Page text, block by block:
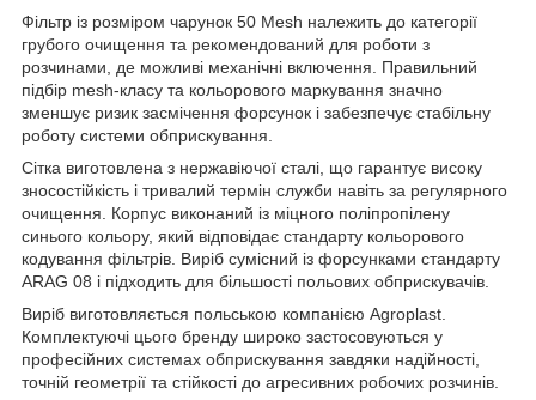
Фільтр із розміром чарунок 50 Mesh належить до категорії
грубого очищення та рекомендований для роботи з
розчинами, де можливі механічні включення. Правильний
підбір mesh-класу та кольорового маркування значно
зменшує ризик засмічення форсунок і забезпечує стабільну
роботу системи обприскування.
Сітка виготовлена з нержавіючої сталі, що гарантує високу
зносостійкість і тривалий термін служби навіть за регулярного
очищення. Корпус виконаний із міцного поліпропілену
синього кольору, який відповідає стандарту кольорового
кодування фільтрів. Виріб сумісний із форсунками стандарту
ARAG 08 і підходить для більшості польових обприскувачів.
Виріб виготовляється польською компанією Agroplast.
Комплектуючі цього бренду широко застосовуються у
професійних системах обприскування завдяки надійності,
точній геометрії та стійкості до агресивних робочих розчинів.